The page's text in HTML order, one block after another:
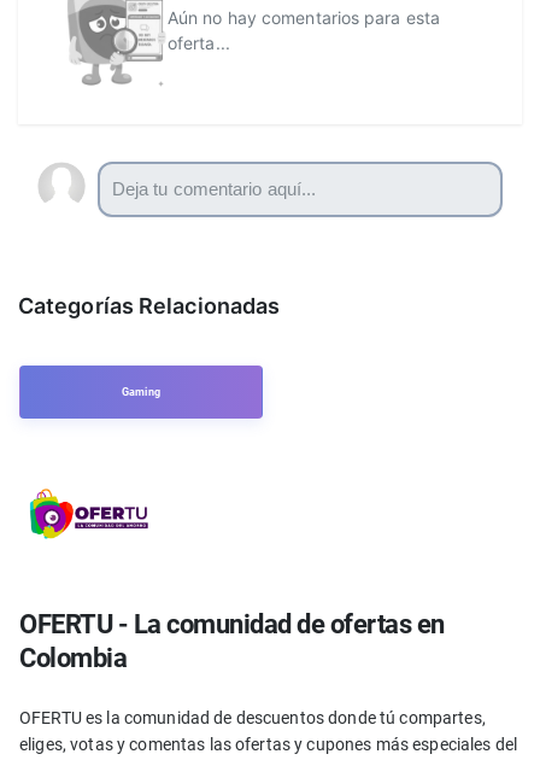
Aún no hay comentarios para esta
oferta...
Categorías Relacionadas
Gaming
OFERTU - La comunidad de ofertas en
Colombia
OFERTU es la comunidad de descuentos donde tú compartes,
eliges, votas y comentas las ofertas y cupones más especiales del